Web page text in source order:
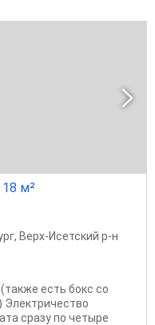
м²
, Верх-Исетский р-н
есть бокс со
Электричество
сразу по четыре